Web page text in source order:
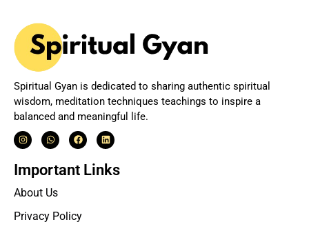
Spiritual Gyan is dedicated to sharing authentic spiritual
wisdom, meditation techniques teachings to inspire a
balanced and meaningful life.
Important Links
About Us
Privacy Policy